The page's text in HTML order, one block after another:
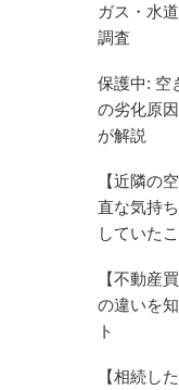
ガス・水
調査
保護中: 空
の劣化原
が解説
【近隣の
直な気持
していた
【不動産
の違いを
ト
【相続し